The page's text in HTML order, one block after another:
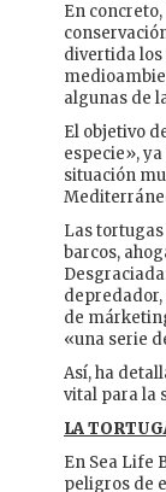
En
divertida
algunas de
El objetivo
especie»,
situación
Las
barcos,
de
«una serie
Así, ha
vital para la
LA
En Sea Life
peligros de